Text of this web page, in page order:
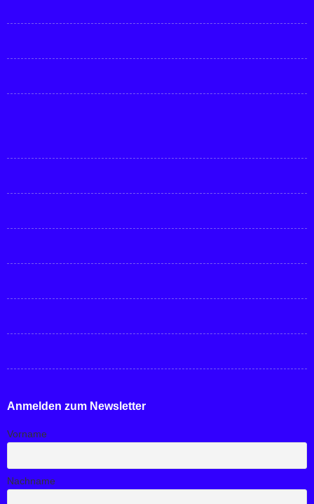
Anmelden zum Newsletter
Vorname
Nachname